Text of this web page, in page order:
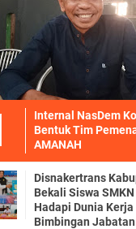
Internal NasDem
Bentuk Tim
AMANAH
Disnakertrans
Bekali Siswa SMKN
Hadapi Dunia
Bimbingan Jabatan